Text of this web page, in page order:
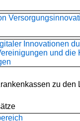
Innovationen
und die
zu den